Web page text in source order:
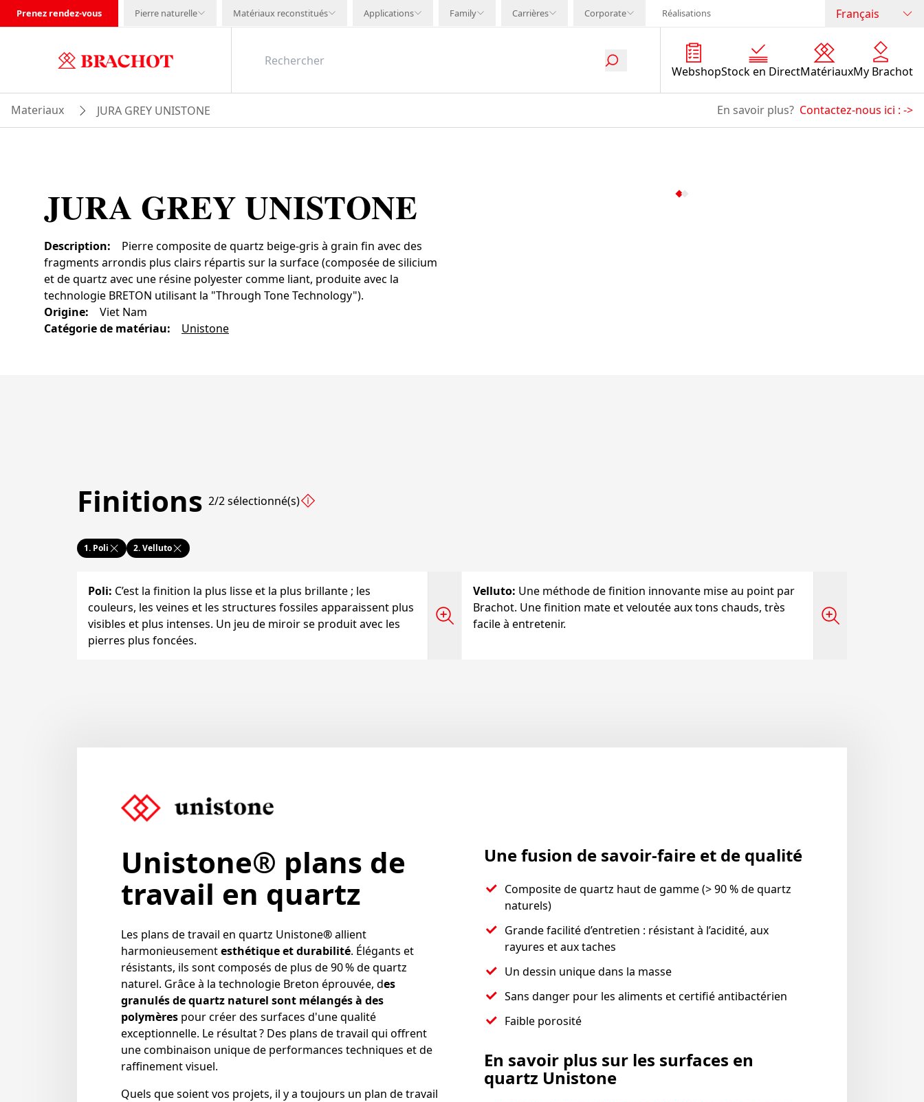
Prenez rendez-vous Pierre naturelle Matériaux reconstitués Applications Family Carrières Corporate Réalisations Français
WebshopStock en DirectMatériauxMy Brachot
Materiaux JURA GREY UNISTONE En savoir plus? Contactez-nous ici : ->
JURA GREY UNISTONE
Description:
Pierre composite de quartz beige-gris à grain fin avec des
fragments arrondis plus clairs répartis sur la surface (composée de silicium
et de quartz avec une résine polyester comme liant, produite avec la
technologie BRETON utilisant la "Through Tone Technology").
Origine:
Viet Nam
Catégorie de matériau: Unistone
Finitions 2/2 sélectionné(s)
1. Poli 2.Velluto
Poli: C’est la finition la plus lisse et la plus brillante ; les
couleurs, les veines et les structures fossiles apparaissent plus
visibles et plus intenses. Un jeu de miroir se produit avec les
pierres plus foncées.
Velluto: Une méthode de finition innovante mise au point par
Brachot. Une finition mate et veloutée aux tons chauds, très
facile à entretenir.
Unistone® plans de
travail en quartz
Les plans de travail en quartz Unistone®allient
harmonieusementesthétique et durabilité. Élégants et
résistants, ils sont composés de plus de 90 % de quartz
naturel. Grâce à la technologie Breton éprouvée, des
granulés de quartz naturel sont mélangés à des
polymères pour créer des surfaces d'une qualité
exceptionnelle. Le résultat ? Des plans de travail qui offrent
une combinaison unique de performances techniques et de
raffinement visuel.
Quels que soient vos projets, il y a toujours un plan de travail
Une fusion de savoir-faire et de qualité
Composite de quartz haut de gamme (> 90 % de quartz
naturels)
Grande facilité d’entretien : résistant à l’acidité, aux
rayures et aux taches
Un dessin unique dans la masse
Sans danger pour les aliments et certifié antibactérien
Faible porosité
En savoir plus sur les surfaces en
quartz Unistone